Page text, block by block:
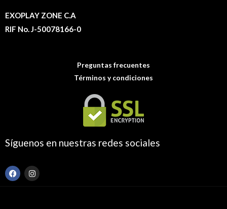
EXOPLAY ZONE C.A
RIF No. J-50078166-0
Preguntas frecuentes
Términos y condiciones
Síguenos en nuestras redes sociales
F
a
I
n